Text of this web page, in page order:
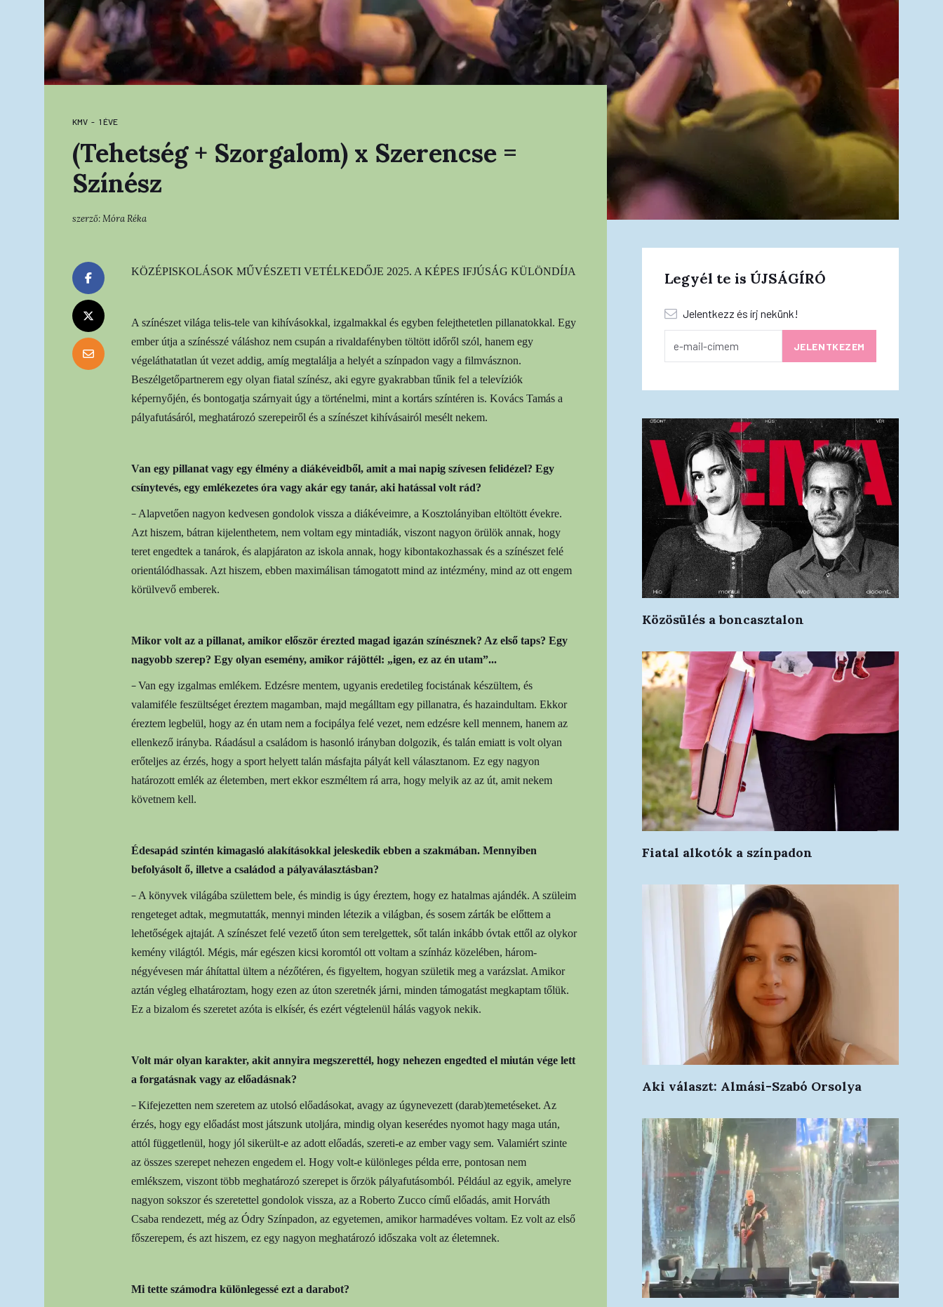
KMV 1 ÉVE
(Tehetség + Szorgalom) x Szerencse =
Színész
szerző:Móra Réka
KÖZÉPISKOLÁSOK MŰVÉSZETI VETÉLKEDŐJE 2025. A KÉPES IFJÚSÁG KÜLÖNDÍJA
A színészet világa telis-tele van kihívásokkal, izgalmakkal és egyben felejthetetlen pillanatokkal. Egy
ember útja a színésszé váláshoz nem csupán a rivaldafényben töltött időről szól, hanem egy
végeláthatatlan út vezet addig, amíg megtalálja a helyét a színpadon vagy a filmvásznon.
Beszélgetőpartnerem egy olyan fiatal színész, aki egyre gyakrabban tűnik fel a televíziók
képernyőjén, és bontogatja szárnyait úgy a történelmi, mint a kortárs színtéren is. Kovács Tamás a
pályafutásáról, meghatározó szerepeiről és a színészet kihívásairól mesélt nekem.
Van egy pillanat vagy egy élmény a diákéveidből, amit a mai napig szívesen felidézel? Egy
csínytevés, egy emlékezetes óra vagy akár egy tanár, aki hatással volt rád?
– Alapvetően nagyon kedvesen gondolok vissza a diákéveimre, a Kosztolányiban eltöltött évekre.
Azt hiszem, bátran kijelenthetem, nem voltam egy mintadiák, viszont nagyon örülök annak, hogy
teret engedtek a tanárok, és alapjáraton az iskola annak, hogy kibontakozhassak és a színészet felé
orientálódhassak. Azt hiszem, ebben maximálisan támogatott mind az intézmény, mind az ott engem
körülvevő emberek.
Mikor volt az a pillanat, amikor először érezted magad igazán színésznek? Az első taps? Egy
nagyobb szerep? Egy olyan esemény, amikor rájöttél: „igen, ez az én utam”...
–Van egy izgalmas emlékem. Edzésre mentem, ugyanis eredetileg focistának készültem, és
valamiféle feszültséget éreztem magamban, majd megálltam egy pillanatra, és hazaindultam. Ekkor
éreztem legbelül, hogy az én utam nem a focipálya felé vezet, nem edzésre kell mennem, hanem az
ellenkező irányba. Ráadásul a családom is hasonló irányban dolgozik, és talán emiatt is volt olyan
erőteljes az érzés, hogy a sport helyett talán másfajta pályát kell választanom. Ez egy nagyon
határozott emlék az életemben, mert ekkor eszméltem rá arra, hogy melyik az az út, amit nekem
követnem kell.
Édesapád szintén kimagasló alakításokkal jeleskedik ebben a szakmában. Mennyiben
befolyásolt ő, illetve a családod a pályaválasztásban?
– A könyvek világába születtem bele, és mindig is úgy éreztem, hogy ez hatalmas ajándék. A szüleim
rengeteget adtak, megmutatták, mennyi minden létezik a világban, és sosem zárták be előttem a
lehetőségek ajtaját. A színészet felé vezető úton sem terelgettek, sőt talán inkább óvtak ettől az olykor
kemény világtól. Mégis, már egészen kicsi koromtól ott voltam a színház közelében, három-
négyévesen már áhítattal ültem a nézőtéren, és figyeltem, hogyan születik meg a varázslat. Amikor
aztán végleg elhatároztam, hogy ezen az úton szeretnék járni, minden támogatást megkaptam tőlük.
Ez a bizalom és szeretet azóta is elkísér, és ezért végtelenül hálás vagyok nekik.
Volt már olyan karakter, akit annyira megszerettél, hogy nehezen engedted el miután vége lett
a forgatásnak vagy az előadásnak?
–Kifejezetten nem szeretem az utolsó előadásokat, avagy az úgynevezett (darab)temetéseket. Az
érzés, hogy egy előadást most játszunk utoljára, mindig olyan keserédes nyomot hagy maga után,
attól függetlenül, hogy jól sikerült-e az adott előadás, szereti-e az ember vagy sem. Valamiért szinte
az összes szerepet nehezen engedem el. Hogy volt-e különleges példa erre, pontosan nem
emlékszem, viszont több meghatározó szerepet is őrzök pályafutásomból. Például az egyik, amelyre
nagyon sokszor és szeretettel gondolok vissza, az a Roberto Zucco című előadás, amit Horváth
Csaba rendezett, még az Ódry Színpadon, az egyetemen, amikor harmadéves voltam. Ez volt az első
főszerepem, és azt hiszem, ez egy nagyon meghatározó időszaka volt az életemnek.
Mi tette számodra különlegessé ezt a darabot?
Legyél te is ÚJSÁGÍRÓ
Jelentkezz és írj nekünk!
Közösülés a boncasztalon
Fiatal alkotók a színpadon
Aki választ: Almási-Szabó Orsolya